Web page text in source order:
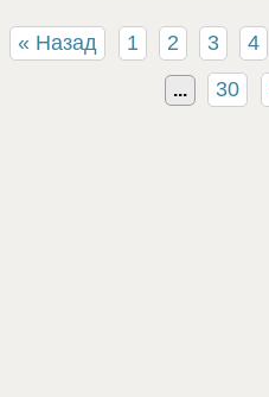
« Назад 1 2 3 4
... 30